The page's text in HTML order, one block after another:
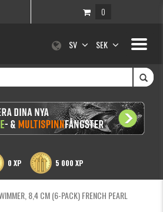
0
Toggle
SV SEK
0 XP 5 000 XP
8,4 CM (6-PACK) FRENCH PEARL